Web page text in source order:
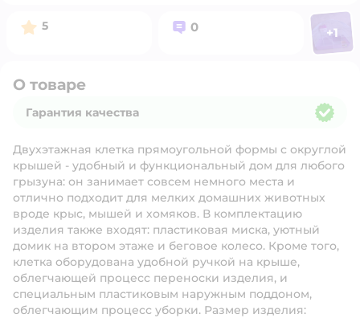
Рейтинг:
5 Вопросов:
0 Фото
+1
О товаре
Гарантия качества
Двухэтажная клетка прямоугольной формы с округлой
крышей - удобный и функциональный дом для любого
грызуна: он занимает совсем немного места и
отлично подходит для мелких домашних животных
вроде крыс, мышей и хомяков. В комплектацию
изделия также входят: пластиковая миска, уютный
домик на втором этаже и беговое колесо. Кроме того,
клетка оборудована удобной ручкой на крыше,
облегчающей процесс переноски изделия, и
специальным пластиковым наружным поддоном,
облегчающим процесс уборки. Размер изделия: